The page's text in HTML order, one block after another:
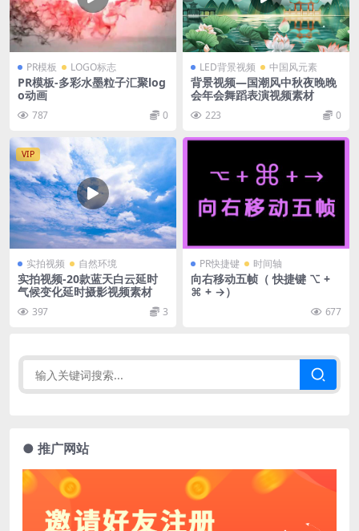
PR模板 LOGO标志
PR模板-多彩水墨粒子汇聚log
o动画
787 0
LED背景视频 中国风元素
背景视频—国潮风中秋夜晚晚
会年会舞蹈表演视频素材
223 0
VIP
实拍视频 自然环境
实拍视频-20款蓝天白云延时
气候变化延时摄影视频素材
397 3
PR快捷键 时间轴
向右移动五帧（ 快捷键 ⌥ +
⌘ + →）
677
● 推广网站